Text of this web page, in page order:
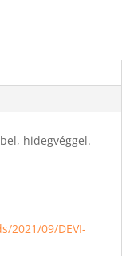
hidegvéggel.
2021/09/DEVI-